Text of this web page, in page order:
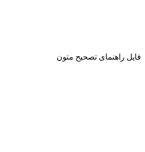
فایل راهنمای تصحیح متون